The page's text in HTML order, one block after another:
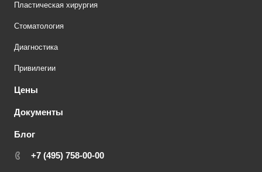
Пластическая хирургия
Стоматология
Диагностика
Привилегии
Цены
Документы
Блог
+7 (495) 758-00-00